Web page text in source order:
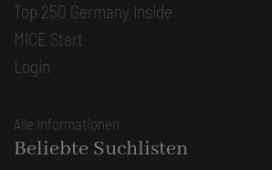
Top 250 Germany Inside
MICE Start
Login
Alle Informationen
Beliebte Suchlisten